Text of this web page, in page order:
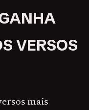
VERSOS
mais